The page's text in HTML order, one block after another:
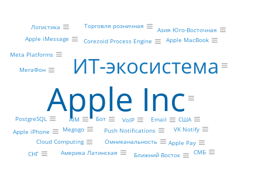
Apple Inc
ИТ-экосистема
Megogo
Бот
VoIP
Push Notifications
Email
AIM
Cloud Computing Омниканальность Apple Pay
Apple MacBook
Corezoid Process Engine
Apple iMessage
Meta Platforms
VK Notify
МегаФон
PostgreSQL
Apple iPhone
СНГ Америка Латинская
Азия Юго-Восточная
Ближний Восток
США
СМБ
Торговля розничная
Логистика